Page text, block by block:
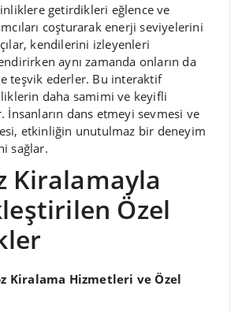
getirdikleri eğlence ve
coşturarak enerji seviyelerini
kendilerini izleyenleri
aynı zamanda onların da
teşvik ederler. Bu interaktif
daha samimi ve keyifli
İnsanların dans etmeyi sevmesi ve
etkinliğin unutulmaz bir deneyim
sağlar.
Kiralamayla
Özel
Kiralama Hizmetleri ve Özel